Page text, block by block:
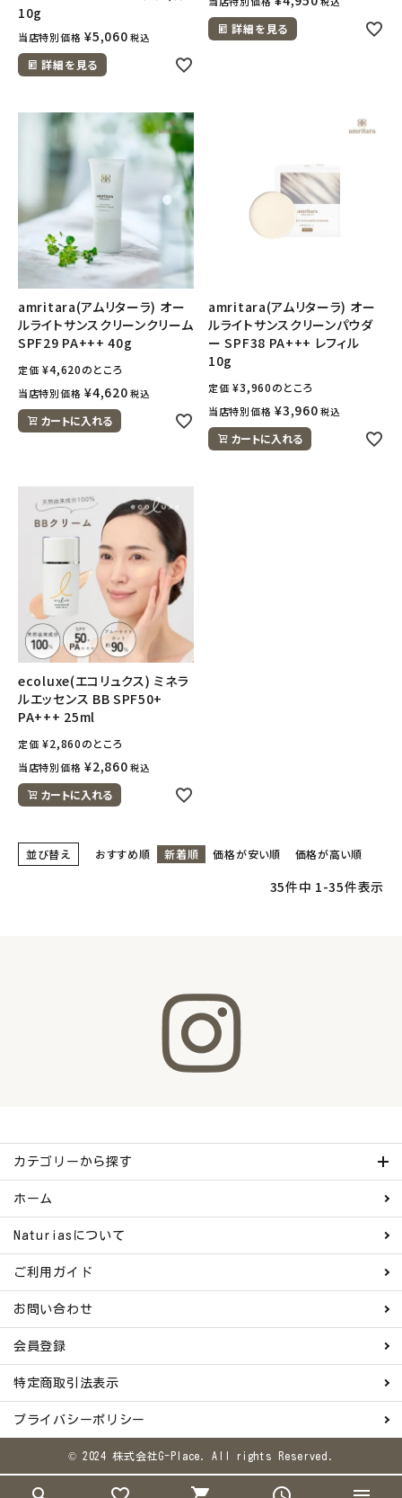
10g
当店特別価格 ¥5,060 税込
詳細を見る
詳細を見る
amritara(アムリターラ) オー
ルライトサンスクリーンクリーム
SPF29 PA+++ 40g
定価 ¥4,620のところ
当店特別価格 ¥4,620 税込
カートに入れる
amritara(アムリターラ) オー
ルライトサンスクリーンパウダ
ー SPF38 PA+++ レフィル
10g
定価 ¥3,960のところ
当店特別価格 ¥3,960 税込
カートに入れる
ecoluxe(エコリュクス) ミネラ
ルエッセンス BB SPF50+
PA+++ 25ml
定価 ¥2,860のところ
当店特別価格 ¥2,860 税込
カートに入れる
並び替え おすすめ順 新着順 価格が安い順 価格が高い順
35件中 1-35件表示
カテゴリーから探す
ホーム
Naturiasについて
ご利用ガイド
お問い合わせ
会員登録
特定商取引法表示
プライバシーポリシー
© 2024 株式会社G-Place. All rights Reserved.